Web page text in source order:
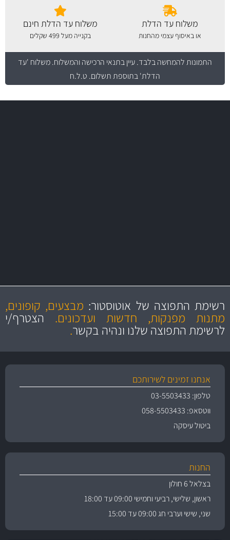
משלוח עד הדלת
או באיסוף עצמי מהחנות
משלוח עד הדלת חינם
בקנייה מעל 499 שקלים
התמונות להמחשה בלבד.עיין בתנאי הרכישה והמשלוח. משלוח 'עד
הדלת' בתוספת תשלום. ט.ל.ח
מקצועיות
ושירות מצויין
מחירים
הוגנים
והיצע מוצרים איכותירשימת התפוצה של אוטוסטור: מבצעים, קופונים,
מתנות מפנקות, חדשות ועדכונים.הצטרף/י
לרשימת התפוצה שלנו ונהיה בקשר.
אנחנו זמינים לשירותכם
טלפון: 03-5503433
ווטסאפ: 058-5503433
ביטול עיסקה
החנות
בצלאל 6 חולון
ראשון, שלישי, רביעי וחמישי 09:00 עד 18:00
שני, שישי וערבי חג 09:00 עד 15:00